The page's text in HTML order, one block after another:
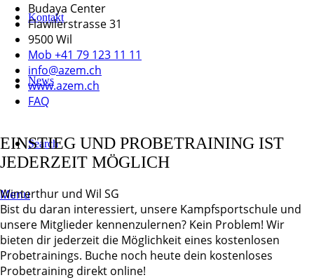
Kontakt
News
Search
Menu
Budaya Center
Flawilerstrasse 31
9500 Wil
Mob +41 79 123 11 11
info@azem.ch
www.azem.ch
FAQ
EINSTIEG UND PROBETRAINING IST
JEDERZEIT MÖGLICH
Winterthur und Wil SG
Bist du daran interessiert, unsere Kampfsportschule und
unsere Mitglieder kennenzulernen? Kein Problem! Wir
bieten dir jederzeit die Möglichkeit eines kostenlosen
Probetrainings. Buche noch heute dein kostenloses
Probetraining direkt online!